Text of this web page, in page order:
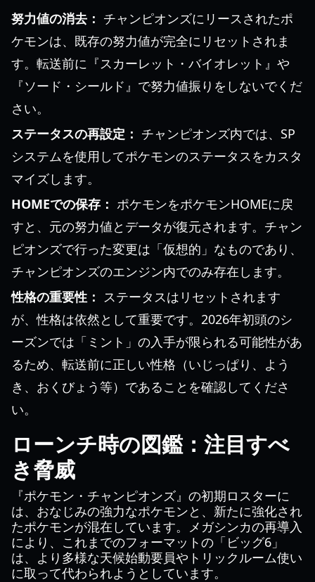
努力値の消去： チャンピオンズにリースされたポ
ケモンは、既存の努力値が完全にリセットされま
す。転送前に『スカーレット・バイオレット』や
『ソード・シールド』で努力値振りをしないでくだ
さい。
ステータスの再設定： チャンピオンズ内では、SP
システムを使用してポケモンのステータスをカスタ
マイズします。
HOMEでの保存： ポケモンをポケモンHOMEに戻
すと、元の努力値とデータが復元されます。チャン
ピオンズで行った変更は「仮想的」なものであり、
チャンピオンズのエンジン内でのみ存在します。
性格の重要性： ステータスはリセットされます
が、性格は依然として重要です。2026年初頭のシ
ーズンでは「ミント」の入手が限られる可能性があ
るため、転送前に正しい性格（いじっぱり、よう
き、おくびょう等）であることを確認してくださ
い。
ローンチ時の図鑑：注目すべ
き脅威
『ポケモン・チャンピオンズ』の初期ロスターに
は、おなじみの強力なポケモンと、新たに強化され
たポケモンが混在しています。メガシンカの再導入
により、これまでのフォーマットの「ビッグ6」
は、より多様な天候始動要員やトリックルーム使い
に取って代わられようとしています。